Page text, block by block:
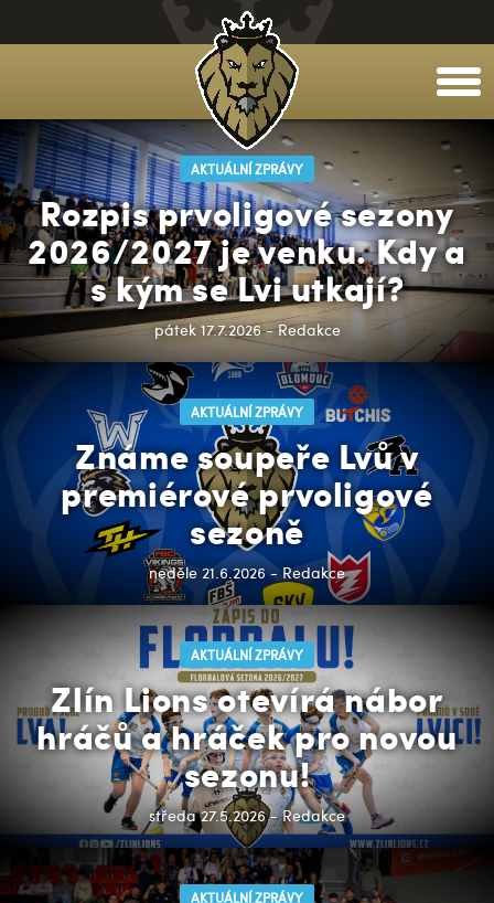
AKTUÁLNÍ ZPRÁVY
Rozpis prvoligové sezony
2026/2027 je venku. Kdy a
s kým se Lvi utkají?
pátek 17.7.2026 - Redakce
AKTUÁLNÍ ZPRÁVY
Známe soupeře Lvů v
premiérové prvoligové
sezoně
neděle 21.6.2026 - Redakce
AKTUÁLNÍ ZPRÁVY
Zlín Lions otevírá nábor
hráčů a hráček pro novou
sezonu!
středa 27.5.2026 - Redakce
AKTUÁLNÍ ZPRÁVY